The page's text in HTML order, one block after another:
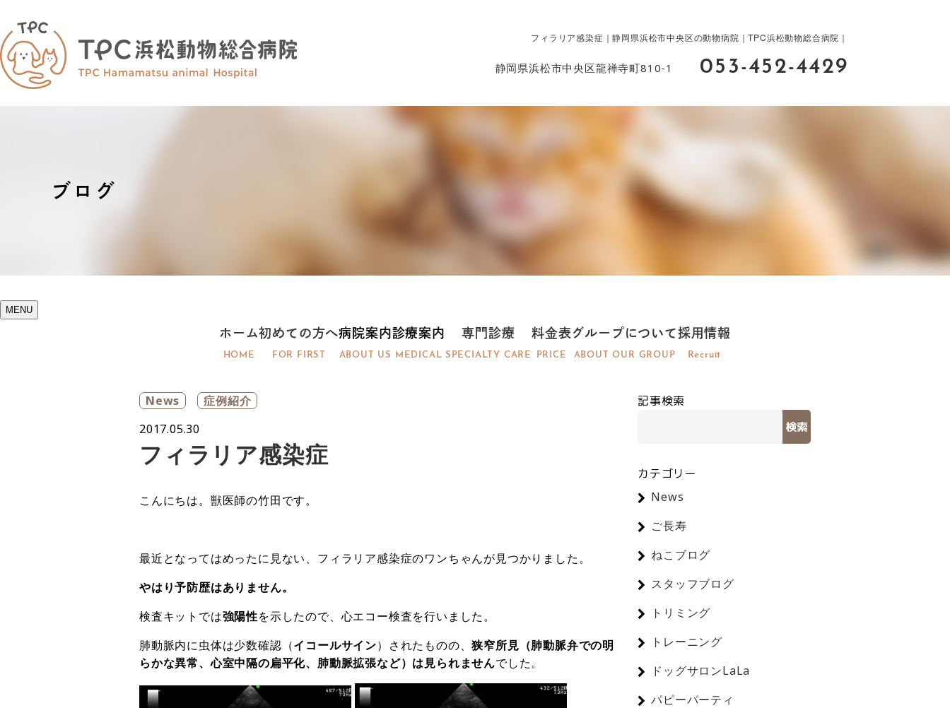
フィラリア感染症｜静岡県浜松市中央区の動物病院｜TPC浜松動物総合病院｜
静岡県浜松市中央区龍禅寺町810-1 053-452-4429
ブログ
MENU
ホーム
HOME
初めての方へ
FOR FIRST
病院案内
ABOUT US
診療案内
MEDICAL
専門診療
SPECIALTY CARE
料金表
PRICE
グループについて
ABOUT OUR GROUP
採用情報
Recruit
News
症例紹介
2017.05.30
フィラリア感染症
こんにちは。獣医師の竹田です。
最近となってはめったに見ない、フィラリア感染症のワンちゃんが見つかりました。
やはり予防歴はありません。
検査キットでは強陽性を示したので、心エコー検査を行いました。
肺動脈内に虫体は少数確認（イコールサイン）されたものの、狭窄所見（肺動脈弁での明
らかな異常、心室中隔の扁平化、肺動脈拡張など）は見られませんでした。
記事検索
検索
カテゴリー
News
ご長寿
ねこブログ
スタッフブログ
トリミング
トレーニング
ドッグサロンLaLa
パピーパーティ